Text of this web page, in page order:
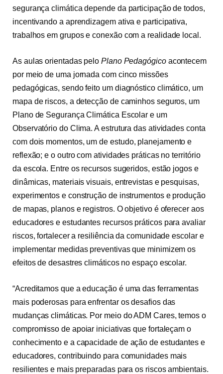
segurança climática depende da participação de todos,
incentivando a aprendizagem ativa e participativa,
trabalhos em grupos e conexão com a realidade local.
As aulas orientadas peloPlano Pedagógicoacontecem
por meio de uma jornada com cinco missões
pedagógicas, sendo feito um diagnóstico climático, um
mapa de riscos, a detecção de caminhos seguros, um
Plano de Segurança Climática Escolar e um
Observatório do Clima. A estrutura das atividades conta
com dois momentos, um de estudo, planejamento e
reflexão; e o outro com atividades práticas no território
da escola. Entre os recursos sugeridos, estão jogos e
dinâmicas, materiais visuais, entrevistas e pesquisas,
experimentos e construção de instrumentos e produção
de mapas, planos e registros. O objetivo é oferecer aos
educadores e estudantes recursos práticos para avaliar
riscos, fortalecer a resiliência da comunidade escolar e
implementar medidas preventivas que minimizem os
efeitos de desastres climáticos no espaço escolar.
“Acreditamos que a educação é uma das ferramentas
mais poderosas para enfrentar os desafios das
mudanças climáticas. Por meio do ADM Cares, temos o
compromisso de apoiar iniciativas que fortaleçam o
conhecimento e a capacidade de ação de estudantes e
educadores, contribuindo para comunidades mais
resilientes e mais preparadas para os riscos ambientais.